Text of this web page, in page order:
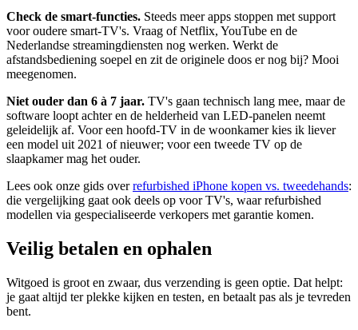
Check de smart-functies. Steeds meer apps stoppen met support
voor oudere smart-TV's. Vraag of Netflix, YouTube en de
Nederlandse streamingdiensten nog werken. Werkt de
afstandsbediening soepel en zit de originele doos er nog bij? Mooi
meegenomen.
Niet ouder dan 6 à 7 jaar. TV's gaan technisch lang mee, maar de
software loopt achter en de helderheid van LED-panelen neemt
geleidelijk af. Voor een hoofd-TV in de woonkamer kies ik liever
een model uit 2021 of nieuwer; voor een tweede TV op de
slaapkamer mag het ouder.
Lees ook onze gids overrefurbished iPhone kopen vs. tweedehands:
die vergelijking gaat ook deels op voor TV's, waar refurbished
modellen via gespecialiseerde verkopers met garantie komen.
Veilig betalen en ophalen
Witgoed is groot en zwaar, dus verzending is geen optie. Dat helpt:
je gaat altijd ter plekke kijken en testen, en betaalt pas als je tevreden
bent.